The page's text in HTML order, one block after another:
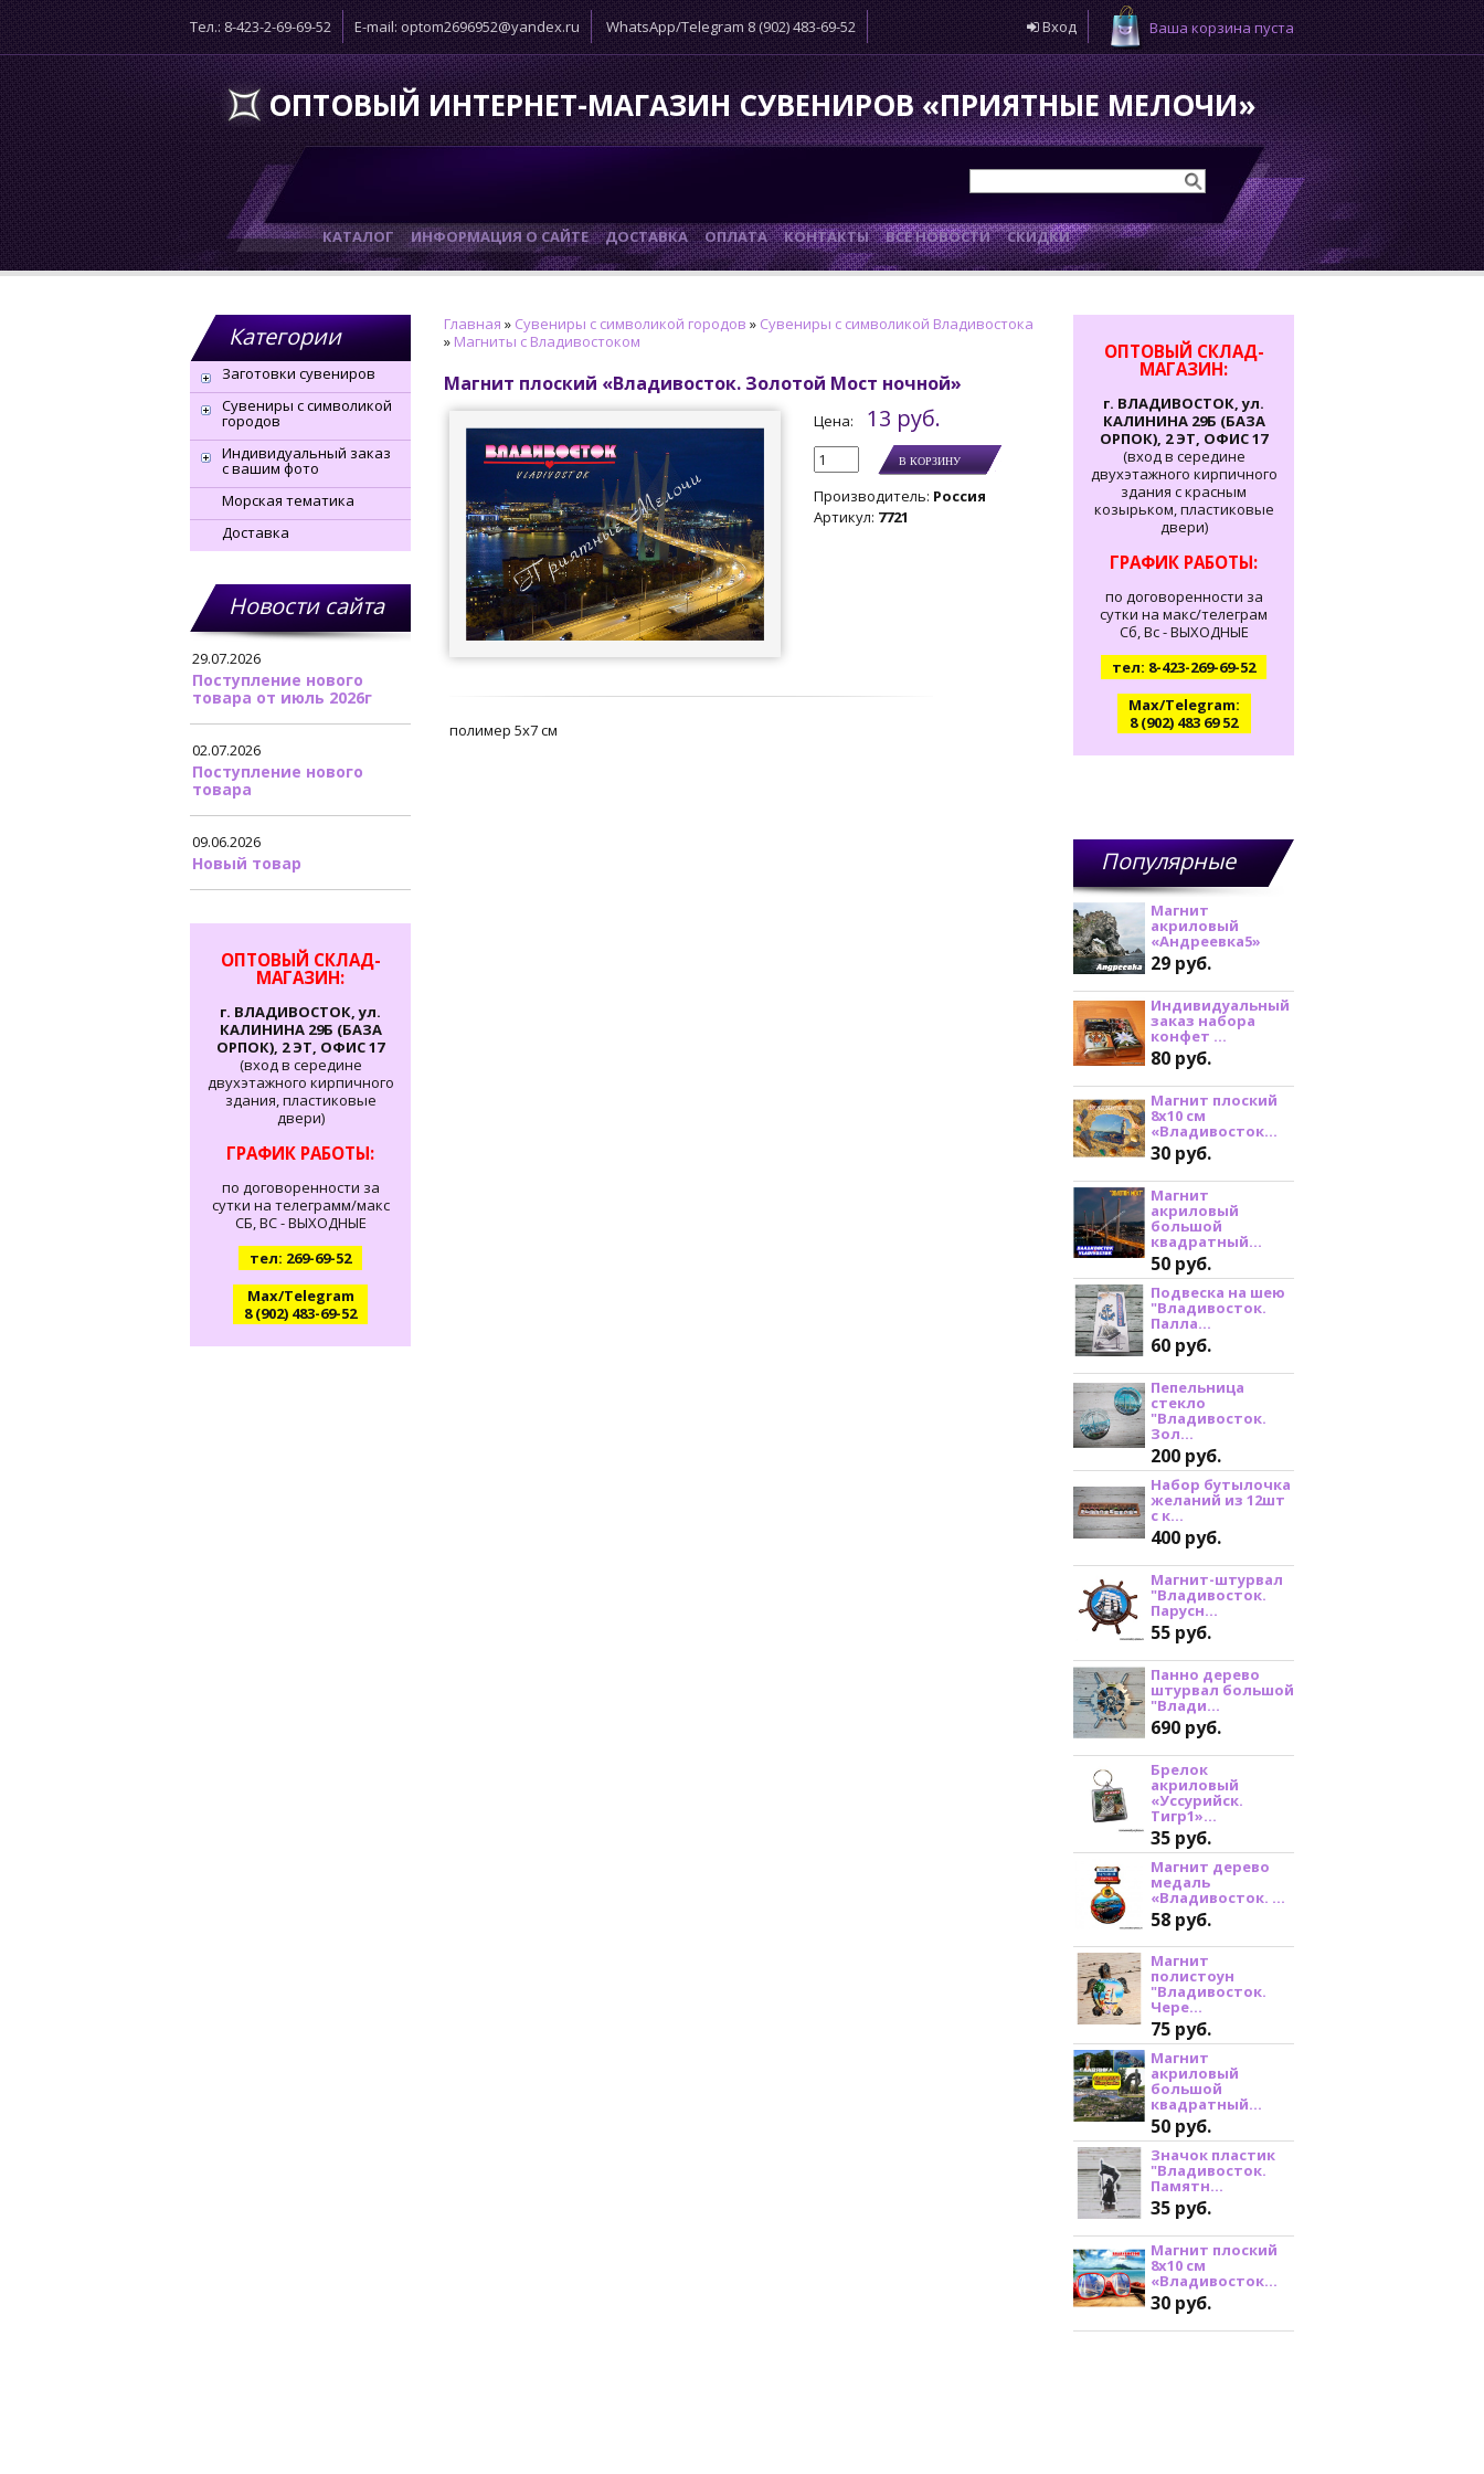
Тел.: 8-423-2-69-69-52 E-mail: optom2696952@yandex.ru WhatsApp/Telegram 8 (902) 483-69-52 Ваша корзина пуста
Вход
ОПТОВЫЙ ИНТЕРНЕТ-МАГАЗИН СУВЕНИРОВ «ПРИЯТНЫЕ МЕЛОЧИ»
КАТАЛОГ ИНФОРМАЦИЯ О САЙТЕ ДОСТАВКА ОПЛАТА КОНТАКТЫ ВСЕ НОВОСТИ СКИДКИ
Категории
Заготовки сувениров
Сувениры с символикой
городов
Индивидуальный заказ
с вашим фото
Морская тематика
Доставка
Новости сайта
29.07.2026
Поступление нового
товара от июль 2026г
02.07.2026
Поступление нового
товара
09.06.2026
Новый товар
ОПТОВЫЙ СКЛАД-
МАГАЗИН:
г. ВЛАДИВОСТОК, ул.
КАЛИНИНА 29Б (БАЗА
ОРПОК), 2 ЭТ, ОФИС 17
(вход в середине
двухэтажного кирпичного
здания, пластиковые
двери)
ГРАФИК РАБОТЫ:
по договоренности за
сутки на телеграмм/макс
СБ, ВС - ВЫХОДНЫЕ
тел: 269-69-52
Max/Telegram
8 (902) 483-69-52
Главная » Сувениры с символикой городов » Сувениры с символикой Владивостока
» Магниты с Владивостоком
Магнит плоский «Владивосток. Золотой Мост ночной»
Цена: 13 руб.
Производитель: Россия
Артикул: 7721
полимер 5х7 см
ОПТОВЫЙ СКЛАД-
МАГАЗИН:
г. ВЛАДИВОСТОК, ул.
КАЛИНИНА 29Б (БАЗА
ОРПОК), 2 ЭТ, ОФИС 17
(вход в середине
двухэтажного кирпичного
здания с красным
козырьком, пластиковые
двери)
ГРАФИК РАБОТЫ:
по договоренности за
сутки на макс/телеграм
Сб, Вс - ВЫХОДНЫЕ
тел: 8-423-269-69-52
Max/Telegram:
8 (902) 483 69 52
Популярные
товарыМагнит
акриловый
«Андреевка5»
29 руб.
Индивидуальный
заказ набора
конфет ...
80 руб.
Магнит плоский
8х10 см
«Владивосток...
30 руб.
Магнит
акриловый
большой
квадратный...
50 руб.
Подвеска на шею
"Владивосток.
Палла...
60 руб.
Пепельница
стекло
"Владивосток.
Зол...
200 руб.
Набор бутылочка
желаний из 12шт
с к...
400 руб.
Магнит-штурвал
"Владивосток.
Парусн...
55 руб.
Панно дерево
штурвал большой
"Влади...
690 руб.
Брелок
акриловый
«Уссурийск.
Тигр1»...
35 руб.
Магнит дерево
медаль
«Владивосток. ...
58 руб.
Магнит
полистоун
"Владивосток.
Чере...
75 руб.
Магнит
акриловый
большой
квадратный...
50 руб.
Значок пластик
"Владивосток.
Памятн...
35 руб.
Магнит плоский
8х10 см
«Владивосток...
30 руб.